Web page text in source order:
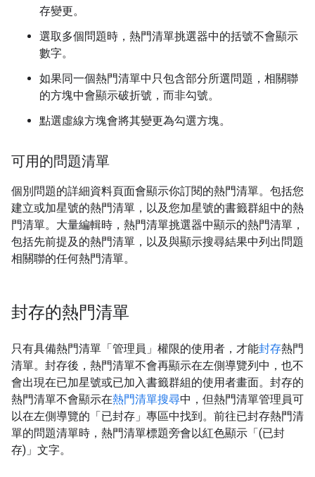
存變更。
選取多個問題時，熱門清單挑選器中的括號不會顯示
數字。
如果同一個熱門清單中只包含部分所選問題，相關聯
的方塊中會顯示破折號，而非勾號。
點選虛線方塊會將其變更為勾選方塊。
可用的問題清單
個別問題的詳細資料頁面會顯示你訂閱的熱門清單。包括您
建立或加星號的熱門清單，以及您加星號的書籤群組中的熱
門清單。大量編輯時，熱門清單挑選器中顯示的熱門清單，
包括先前提及的熱門清單，以及與顯示搜尋結果中列出問題
相關聯的任何熱門清單。
封存的熱門清單
只有具備熱門清單「管理員」 權限的使用者，才能封存熱門
清單。封存後，熱門清單不會再顯示在左側導覽列中，也不
會出現在已加星號或已加入書籤群組的使用者畫面。封存的
熱門清單不會顯示在熱門清單搜尋中，但熱門清單管理員可
以在左側導覽的「已封存」 專區中找到。前往已封存熱門清
單的問題清單時，熱門清單標題旁會以紅色顯示「(已封
存)」 文字。